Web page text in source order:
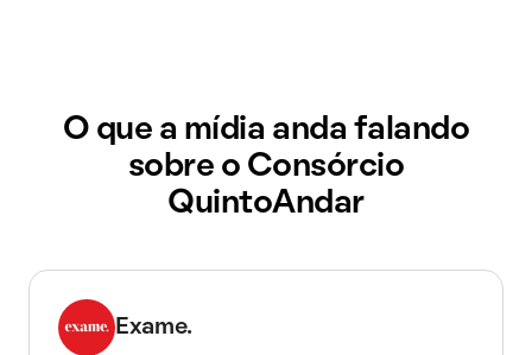
O que a mídia anda falando
sobre o Consórcio
QuintoAndar
Exame.